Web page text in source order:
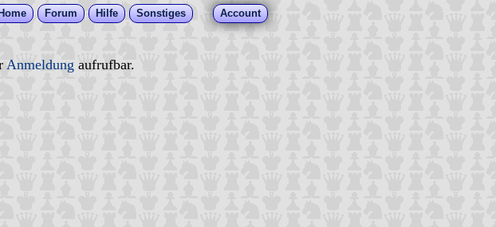
Forum Hilfe Sonstiges Account
Anmeldung aufrufbar.